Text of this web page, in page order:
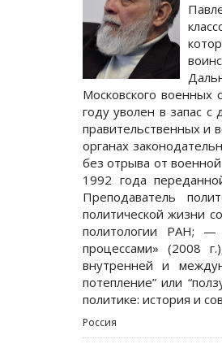
Московского военных
году уволен в запас
правительственных и
органах
без отрыва от
1992 года
Преподаватель
политической жизни
политологии РАН; —
процессами» (2008
внутренней и
потепление” или
политике: история и
Россия